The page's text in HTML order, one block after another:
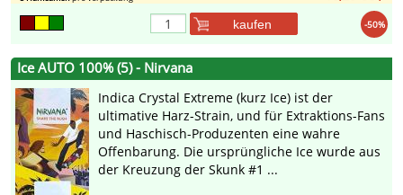
-50%
kaufen
Ice AUTO 100% (5) - Nirvana
Indica Crystal Extreme (kurz Ice) ist der
ultimative Harz-Strain, und für Extraktions-Fans
und Haschisch-Produzenten eine wahre
Offenbarung. Die ursprüngliche Ice wurde aus
der Kreuzung der Skunk #1 ...